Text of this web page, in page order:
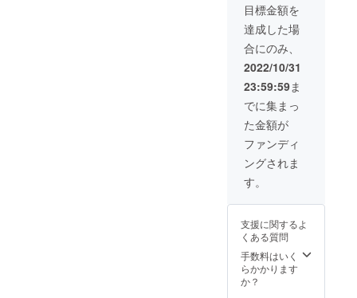
ご送付
いたし
ます。
す。
（いつ
も生配
信時に
金打を
行って
いる刀
で
す。）
※模造刀
です。
刃はつ
いてい
許など
りませ
ん。
目標金額を
達成した場
合にのみ、
2022/10/31
23:59:59ま
でに集まっ
た金額が
ファンディ
ングされま
す。
支援に関するよ
くある質問
手数料はいく
らかかります
か？